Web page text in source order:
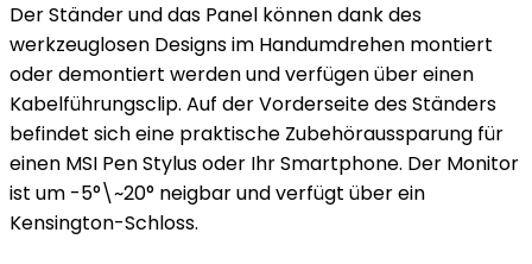
Der Ständer und das Panel können dank des
werkzeuglosen Designs im Handumdrehen montiert
oder demontiert werden und verfügen über einen
Kabelführungsclip. Auf der Vorderseite des Ständers
befindet sich eine praktische Zubehöraussparung für
einen MSI Pen Stylus oder Ihr Smartphone. Der Monitor
ist um -5°\~20° neigbar und verfügt über ein
Kensington-Schloss.